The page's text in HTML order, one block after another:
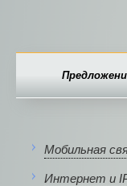
Мобильная
Интернет и